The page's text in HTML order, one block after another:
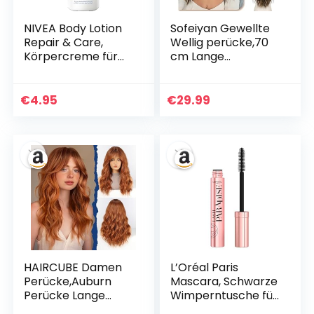
NIVEA Body Lotion
Repair & Care,
Körpercreme für
Spannungsgefühle
Provitamin B5t
(250 ml)
€4.95
Sofeiyan Gewellte
Wellig perücke,70
cm Lange
Mittelscheitel
Synthetische Haar
Lockige,Natürliche
Frauen Wig für
Alltag,Cosplay,Karn
€29.99
HAIRCUBE Damen
Perücke,Auburn
Perücke Lange
L’Oréal Paris
Mascara, Schwarze
Wimperntusche für